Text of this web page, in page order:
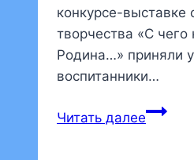
конкурсе-выставке
творчества «С чего
Родина…» приняли
воспитанники…
Читать далееДети